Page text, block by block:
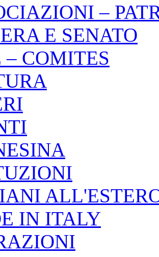
–
E SENATO
– COMITES
IN ITALY